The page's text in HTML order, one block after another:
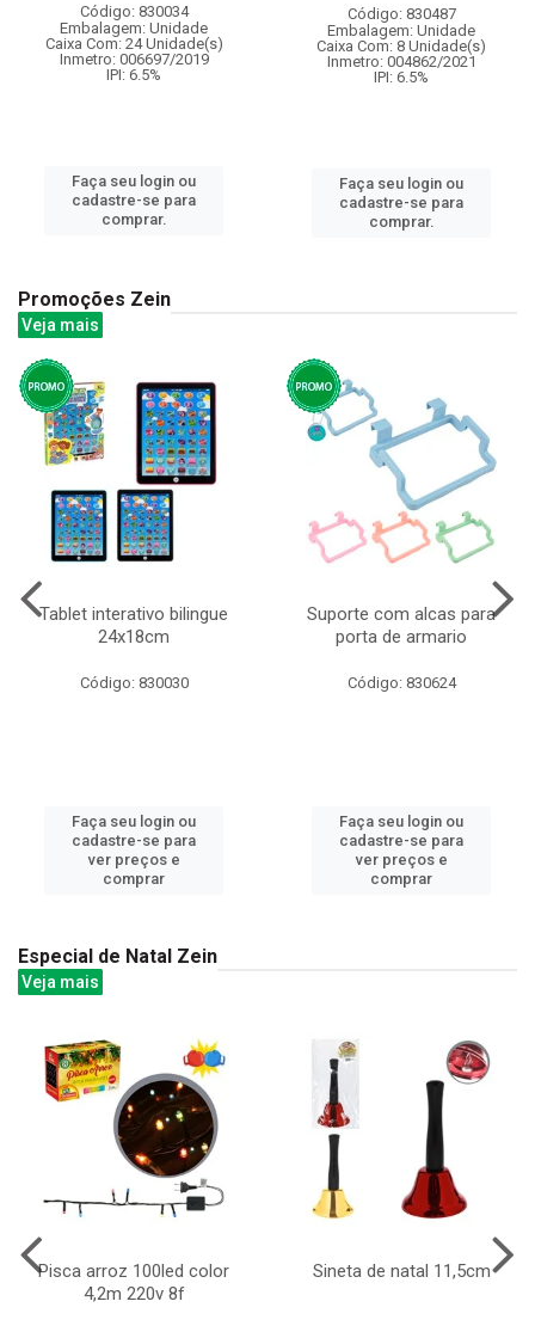
Código: 830034
Embalagem: Unidade
Caixa Com: 24 Unidade(s)
Inmetro: 006697/2019
IPI: 6.5%
Faça seu login ou
cadastre-se para
comprar.
Código: 830487
Embalagem: Unidade
Caixa Com: 8 Unidade(s)
Inmetro: 004862/2021
IPI: 6.5%
Faça seu login ou
cadastre-se para
comprar.
Promoções Zein
Veja mais
Tablet interativo bilingue
24x18cm
Código: 830030
Faça seu login ou
cadastre-se para
ver preços e
comprar
Suporte com alcas para
porta de armario
Código: 830624
Faça seu login ou
cadastre-se para
ver preços e
comprar
Especial de Natal Zein
Veja mais
Pisca arroz 100led color
4,2m 220v 8f
Sineta de natal 11,5cm